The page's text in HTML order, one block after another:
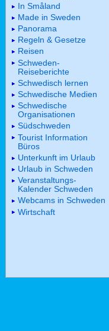
In Småland
Made in Sweden
Panorama
Regeln & Gesetze
Reisen
Schweden-
Reiseberichte
Schwedisch lernen
Schwedische Medien
Schwedische
Organisationen
Südschweden
Tourist Information
Büros
Unterkunft im Urlaub
Urlaub in Schweden
Veranstaltungs-
Kalender Schweden
Webcams in Schweden
Wirtschaft